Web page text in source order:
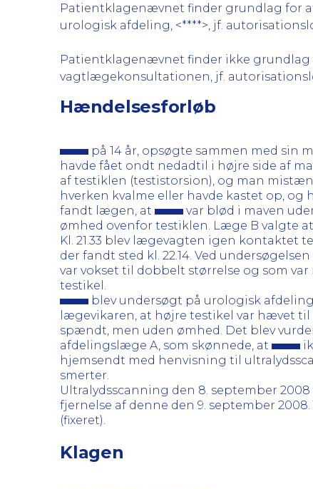
Patientklagenævnet finder grundlag for
urologisk afdeling, <****>, jf.
Patientklagenævnet finder ikke grundlag
vagtlægekonsultationen, jf.
Hændelsesforløb
på 14 år, opsøgte sammen med sin
havde fået ondt nedadtil i højre side af
af testiklen (testistorsion), og man
hverken kvalme eller havde kastet op,
fandt lægen, at
var blød i maven
ømhed ovenfor testiklen. Læge B valgte
Kl. 21.33 blev lægevagten igen kontaktet
der fandt sted kl. 22.14. Ved
var vokset til dobbelt størrelse og som
testikel.
blev undersøgt på urologisk
lægevikaren, at højre testikel var hævet
spændt, men uden ømhed. Det blev
afdelingslæge A, som skønnede, at
hjemsendt med henvisning til
smerter.
Ultralydsscanning den 8. september
fjernelse af denne den 9. september
(fixeret).
Klagen